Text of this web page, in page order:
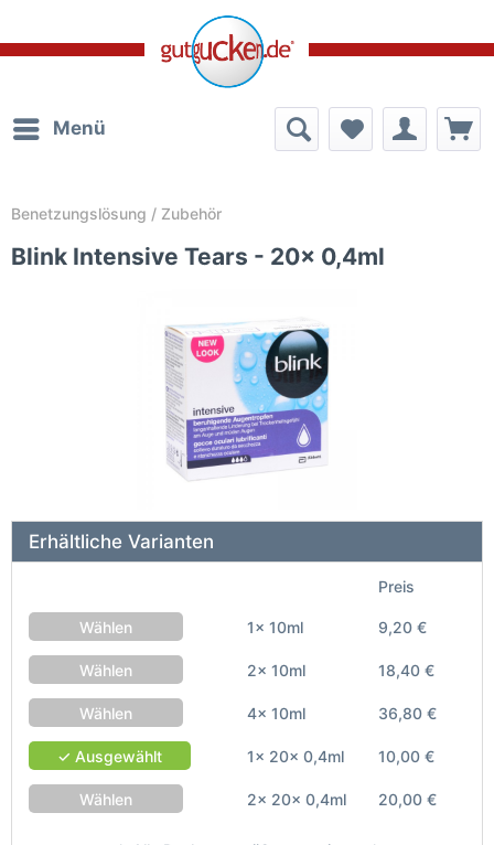
Menü
Benetzungslösung / Zubehör
Blink Intensive Tears - 20x 0,4ml
Erhältliche Varianten
Preis
Wählen 1x 10ml 9,20 €
Wählen 2x 10ml 18,40 €
Wählen 4x 10ml 36,80 €
✓ Ausgewählt 1x 20x 0,4ml 10,00 €
Wählen 2x 20x 0,4ml 20,00 €